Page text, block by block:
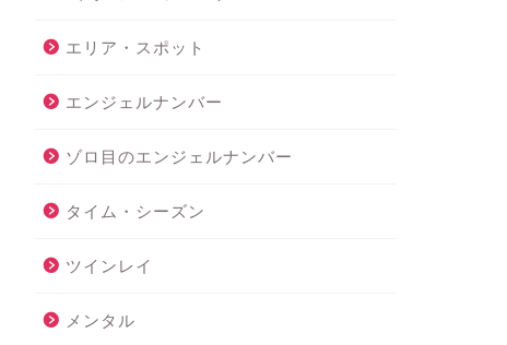
エリア・スポット
エンジェルナンバー
ゾロ目のエンジェルナンバー
タイム・シーズン
ツインレイ
メンタル